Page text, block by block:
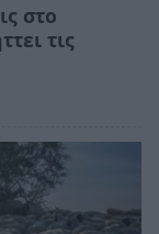
στο
τις